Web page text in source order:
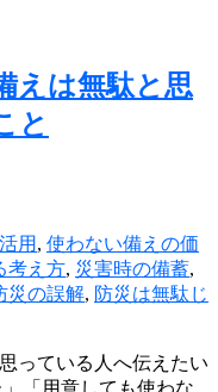
えは無駄と思
と
用 , 使わない備えの価
考え方, 災害時の備蓄,
災の誤解, 防災は無駄じ
っている人へ伝えたい
「用意しても使わな